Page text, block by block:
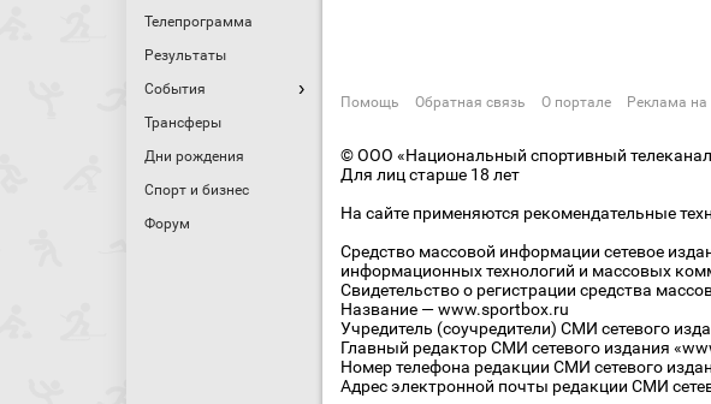
Телепрограмма
Результаты
События
Трансферы
Дни рождения
Спорт и бизнес
Форум
Помощь Обратная связь О портале Реклама на
© ООО «Национальный спортивный
Для лиц старше 18 лет
На сайте применяются рекомендательные
Средство массовой информации сетевое
информационных технологий и массовых
Свидетельство о регистрации средства
Название — www.sportbox.ru
Учредитель (соучредители) СМИ сетевого
Главный редактор СМИ сетевого издания
Номер телефона редакции СМИ сетевого
Адрес электронной почты редакции СМИ